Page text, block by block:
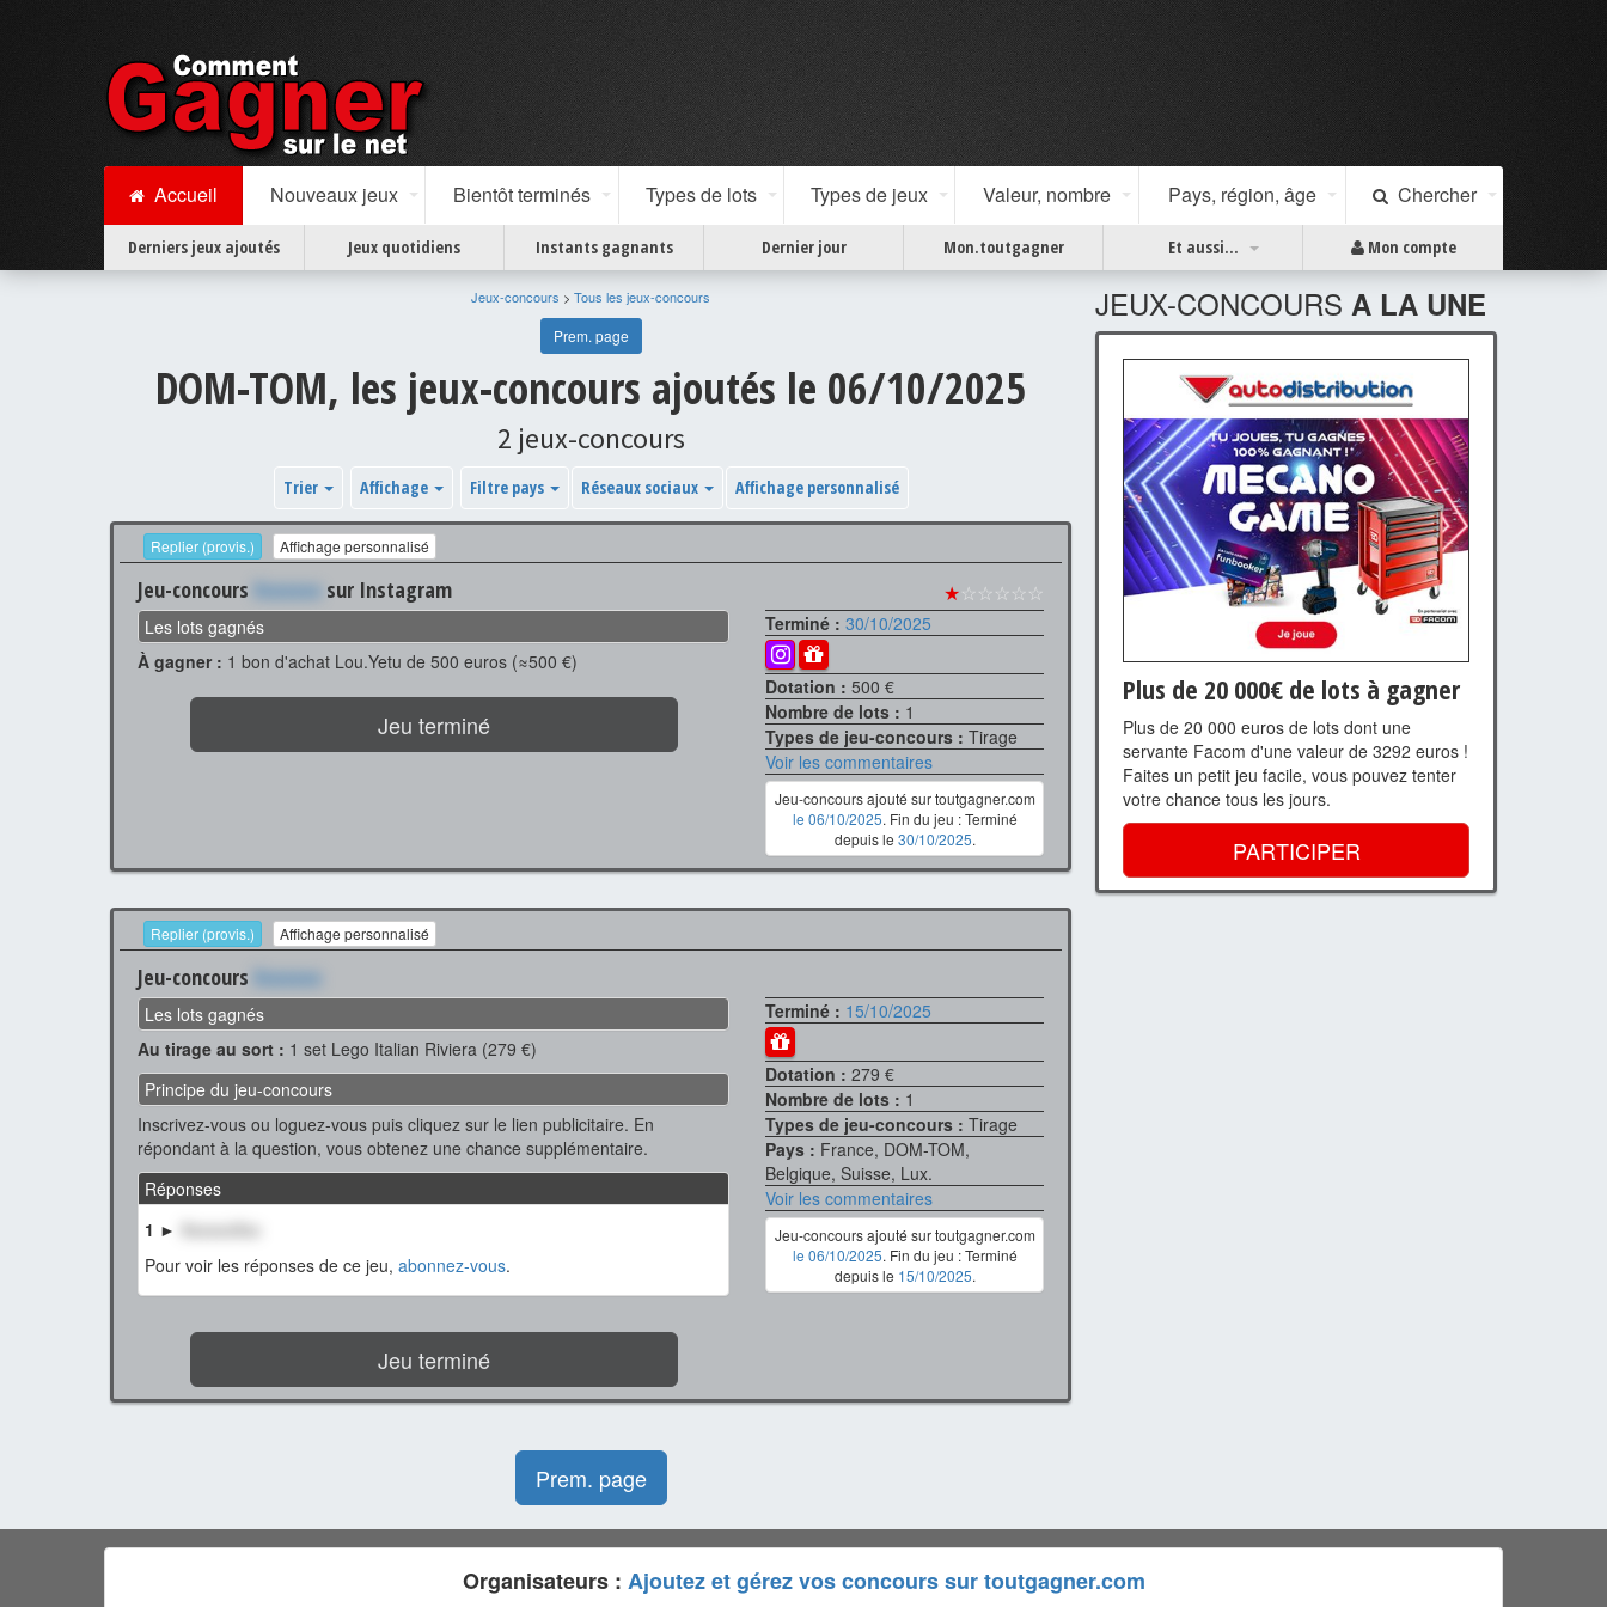
Accueil Nouveaux jeux Bientôt terminés Types de lots Types de jeux Valeur, nombre Pays, région, âge Chercher
Derniers jeux ajoutés Jeux quotidiens Instants gagnants Dernier jour Mon.toutgagner Et aussi... Mon compte
JEUX-CONCOURS A LA UNE
Plus de 20 000€ de lots à gagner
Plus de 20 000 euros de lots dont une
servante Facom d'une valeur de 3292 euros !
Faites un petit jeu facile, vous pouvez tenter
votre chance tous les jours.
PARTICIPER
Jeux-concours > Tous les jeux-concours
Prem. page
DOM-TOM, les jeux-concours ajoutés le 06/10/2025
2 jeux-concours
Trier Affichage Filtre pays Réseaux sociaux Affichage personnalisé
Replier (provis.) Affichage personnalisé
Jeu-concours Xxxxxxx sur Instagram ★☆☆☆☆☆
Les lots gagnés
À gagner : 1 bon d'achat Lou.Yetu de 500 euros (≈500 €)
Jeu terminé
Terminé :30/10/2025
Dotation :500 €
Nombre de lots : 1
Types de jeu-concours :Tirage
Voir les commentaires
Jeu-concours ajouté sur toutgagner.com
le 06/10/2025. Fin du jeu : Terminé
depuis le 30/10/2025.
Replier (provis.) Affichage personnalisé
Jeu-concours Xxxxxxx
Les lots gagnés
Au tirage au sort : 1 set Lego Italian Riviera (279 €)
Principe du jeu-concours
Inscrivez-vous ou loguez-vous puis cliquez sur le lien publicitaire. En
répondant à la question, vous obtenez une chance supplémentaire.
Réponses
1 ►
XxxxxxXxx
Pour voir les réponses de ce jeu, abonnez-vous.
Jeu terminé
Terminé : 15/10/2025
Dotation :279 €
Nombre de lots : 1
Types de jeu-concours :Tirage
Pays : France, DOM-TOM,
Belgique, Suisse, Lux.
Voir les commentaires
Jeu-concours ajouté sur toutgagner.com
le 06/10/2025. Fin du jeu : Terminé
depuis le 15/10/2025.
Prem. page
Organisateurs : Ajoutez et gérez vos concours sur toutgagner.com